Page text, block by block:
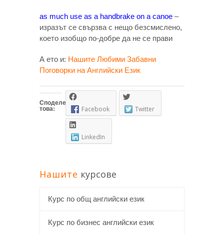
as much use as a handbrake on a canoe –
изразът се свързва с нещо безсмислено,
което изобщо по-добре да не се прави
А ето и: Нашите Любими Забавни
Поговорки на Английски Език
Споделете
това: Facebook Twitter
LinkedIn
Нашите курсове
Курс по общ английски език
Курс по бизнес английски език